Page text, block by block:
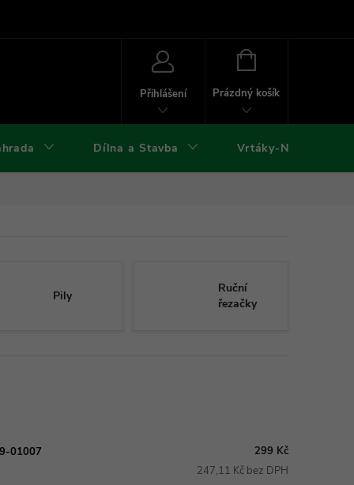
Přihlášení
NÁKUPNÍ
Prázdný košík
Dílna a Stavba Vrtáky-Nástroje
Pily
Ruční
řezačky
01007
299 Kč
247,11 Kč bez DPH